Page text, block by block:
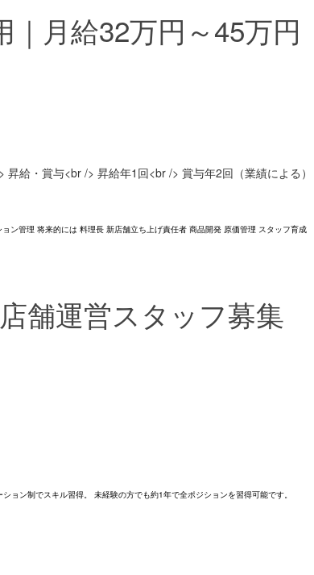
月給32万円～45万円
給・賞与<br /> 昇給年1回<br /> 賞与年2回（業績による）
ン管理 将来的には 料理長 新店舗立ち上げ責任者 商品開発 原価管理 スタッフ育成
舗運営スタッフ募集
ン制でスキル習得。 未経験の方でも約1年で全ポジションを習得可能です。